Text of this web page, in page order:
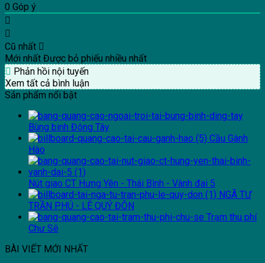
0 Góp ý
Cũ nhất
Mới nhất Được bỏ phiếu nhiều nhất
Phản hồi nội tuyến
Xem tất cả bình luận
Sản phẩm nổi bật
Bùng binh Đông Tây
Cầu Gành
Hào
Nút giao CT Hưng Yên - Thái Bình - Vành đai 5
NGÃ TƯ
TRẦN PHÚ - LÊ QUÝ ĐÔN
Trạm thu phí
Chư Sê
BÀI VIẾT MỚI NHẤT